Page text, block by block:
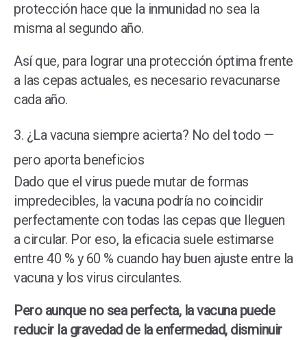
protección hace que la inmunidad no sea la
misma al segundo año.
Así que, para lograr una protección óptima frente
a las cepas actuales, es necesario revacunarse
cada año.
3. ¿La vacuna siempre acierta? No del todo —
pero aporta beneficios
Dado que el virus puede mutar de formas
impredecibles, la vacuna podría no coincidir
perfectamente con todas las cepas que lleguen
a circular. Por eso, la eficacia suele estimarse
entre 40 % y 60 % cuando hay buen ajuste entre la
vacuna y los virus circulantes.
Pero aunque no sea perfecta, la vacuna puede
reducir la gravedad de la enfermedad, disminuir